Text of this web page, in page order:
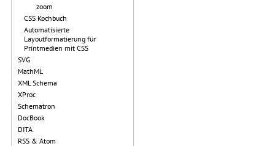
zoom
CSS Kochbuch
Automatisierte
Layoutformatierung für
Printmedien mit CSS
SVG
MathML
XML Schema
XProc
Schematron
DocBook
DITA
RSS & Atom